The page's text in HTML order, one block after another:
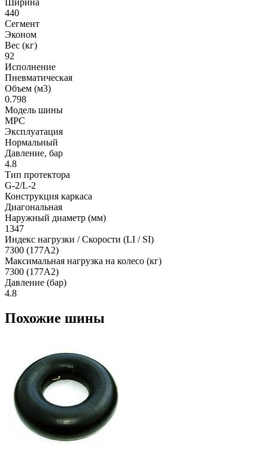
440
Сегмент
Эконом
Вес (кг)
92
Исполнение
Пневматическая
Объем (м3)
0.798
Модель шины
MPC
Эксплуатация
Нормальный
Давление, бар
4.8
Тип протектора
G-2/L-2
Конструкция каркаса
Диагональная
Наружный диаметр (мм)
1347
Индекс нагрузки / Скорости (LI / SI)
7300 (177A2)
Максимальная нагрузка на колесо (кг)
7300 (177A2)
Давление (бар)
4.8
Похожие шины